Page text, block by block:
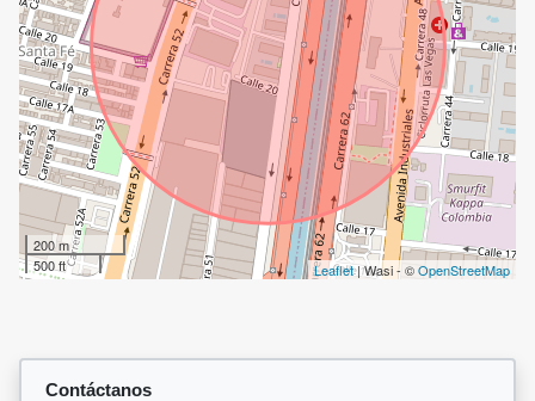
200 m
500 ft
Leaflet| Wasi - ©OpenStreetMap
Contáctanos